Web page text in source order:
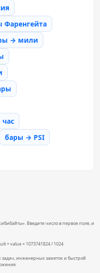
Фаренгейта
→ мили
бары → PSI
Введите число в первое поле, и
= value × 1073741824 / 1024.
задач, инженерных заметок и быстрой